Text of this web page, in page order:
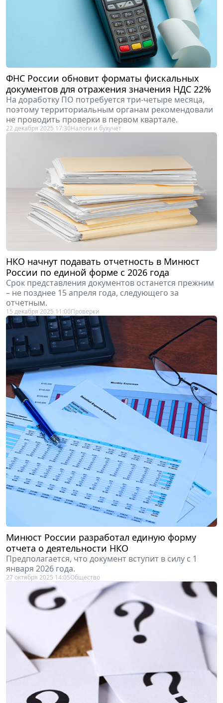
ФНС России обновит форматы фискальных
документов для отражения значения НДС 22%
На доработку ПО потребуется три-четыре месяца,
поэтому территориальным органам рекомендовали
не проводить проверки в первом квартале.
22 декабря 2025 17:30Налоги и бухучет
НКО начнут подавать отчетность в Минюст
России по единой форме с 2026 года
Срок представления документов останется прежним
– не позднее 15 апреля года, следующего за
отчетным.
15 декабря 2025 11:00
Минюст России разработал единую форму
отчета о деятельности НКО
Предполагается, что документ вступит в силу с 1
января 2026 года.
27 октября 2025 14:05Общество